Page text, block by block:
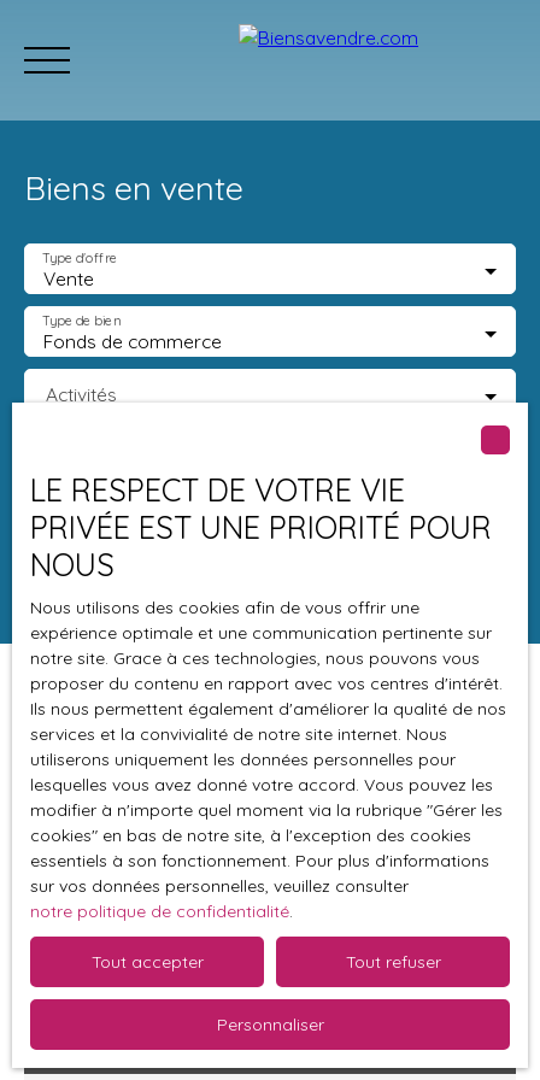
Accueil Acheter Neuf Vendre Estimation Équipe
Biens en vente
Vente
Type d'offre
Fonds de commerce
Type de bien
Activités
Budget max (€)
Pertinence
Trier par Créer une alerte
Vendu
LE RESPECT DE VOTRE VIE
PRIVÉE EST UNE PRIORITÉ POUR
NOUS
Nous utilisons des cookies afin de vous offrir une
expérience optimale et une communication pertinente sur
notre site. Grace à ces technologies, nous pouvons vous
proposer du contenu en rapport avec vos centres d'intérêt.
Ils nous permettent également d'améliorer la qualité de nos
services et la convivialité de notre site internet. Nous
utiliserons uniquement les données personnelles pour
lesquelles vous avez donné votre accord. Vous pouvez les
modifier à n'importe quel moment via la rubrique ″Gérer les
cookies″ en bas de notre site, à l'exception des cookies
essentiels à son fonctionnement. Pour plus d'informations
sur vos données personnelles, veuillez consulter
notre politique de confidentialité.
Tout accepter Tout refuser
Personnaliser